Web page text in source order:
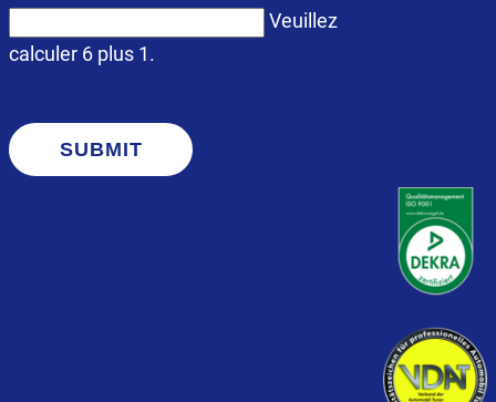
Veuillez
calculer 6 plus 1.
SUBMIT